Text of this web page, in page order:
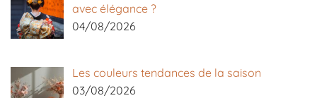
avec élégance ?
04/08/2026
Les couleurs tendances de la saison
03/08/2026